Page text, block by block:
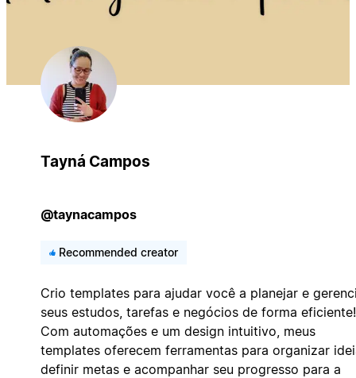
Tayná Campos
@taynacampos
Recommended creator
Crio templates para ajudar você a planejar e
seus estudos, tarefas e negócios de forma eficiente!
Com automações e um design intuitivo, meus
templates oferecem ferramentas para organizar
definir metas e acompanhar seu progresso para a